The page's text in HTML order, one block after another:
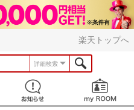
楽天トップへ
詳細検索
見つける お知らせ